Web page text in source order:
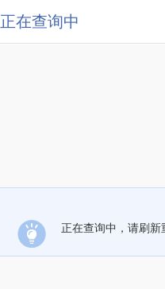
正在查询中
正在查询中，请刷新